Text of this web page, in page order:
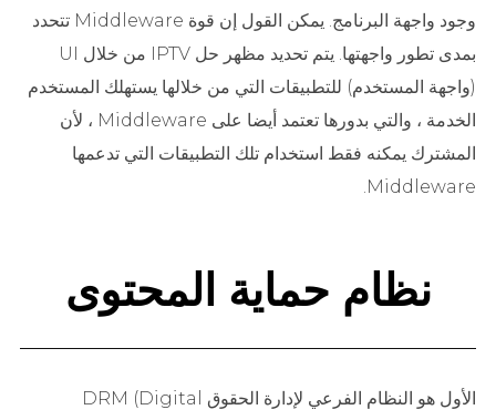
وجود واجهة البرنامج. يمكن القول إن قوة Middleware تتحدد
بمدى تطور واجهتها. يتم تحديد مظهر حل IPTV من خلال UI
(واجهة المستخدم) للتطبيقات التي من خلالها يستهلك المستخدم
الخدمة ، والتي بدورها تعتمد أيضا على Middleware ، لأن
المشترك يمكنه فقط استخدام تلك التطبيقات التي تدعمها
Middleware.
نظام حماية المحتوى
الأول هو النظام الفرعي لإدارة الحقوق DRM (Digital